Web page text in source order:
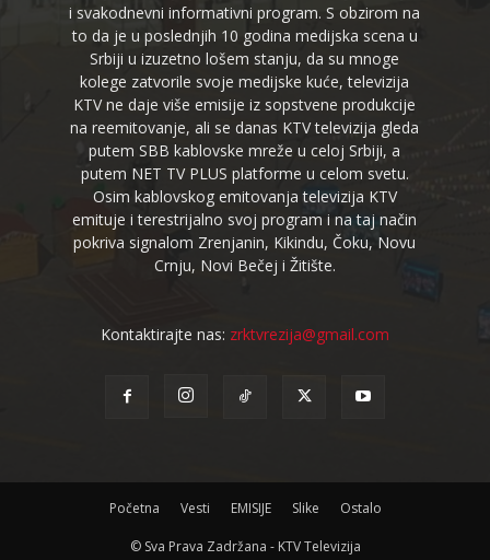
i svakodnevni informativni program. S obzirom na
to da je u poslednjih 10 godina medijska scena u
Srbiji u izuzetno lošem stanju, da su mnoge
kolege zatvorile svoje medijske kuće, televizija
KTV ne daje više emisije iz sopstvene produkcije
na reemitovanje, ali se danas KTV televizija gleda
putem SBB kablovske mreže u celoj Srbiji, a
putem NET TV PLUS platforme u celom svetu.
Osim kablovskog emitovanja televizija KTV
emituje i terestrijalno svoj program i na taj način
pokriva signalom Zrenjanin, Kikindu, Čoku, Novu
Crnju, Novi Bečej i Žitište.
Kontaktirajte nas: zrktvrezija@gmail.com
Početna Vesti EMISIJE Slike Ostalo
© Sva Prava Zadržana - KTV Televizija